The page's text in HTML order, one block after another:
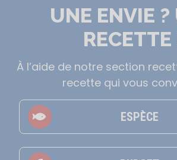
UNE ENVIE ?
RECETTE
À l’aide de notre section
recette qui vous
ESPÈCE